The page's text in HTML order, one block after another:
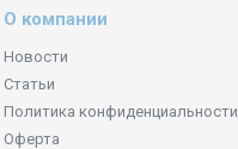
О компании
Новости
Статьи
Политика конфиденциальности
Оферта